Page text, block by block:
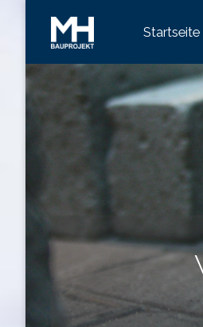
to
content
Startseite